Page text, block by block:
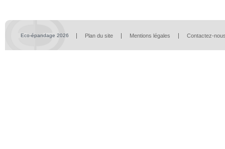
Eco-épandage 2026 Plan du site Mentions légales Contactez-